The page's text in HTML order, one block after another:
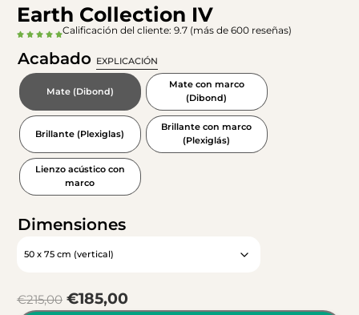
Earth Collection IV
Calificación del cliente: 9.7 (más de 600 reseñas)
Acabado EXPLICACIÓN
Mate (Dibond)
Mate con marco
(Dibond)
Brillante (Plexiglas)
Brillante con marco
(Plexiglás)
Lienzo acústico con
marco
Dimensiones
€215,00 €185,00